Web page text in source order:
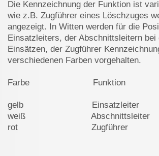
Die Kennzeichnung der Funktion ist
wie z.B. Zugführer eines Löschzuges
angezeigt. In Witten werden für die
Einsatzleiters, der Abschnittsleitern bei
Einsätzen, der Zugführer
verschiedenen Farben vorgehalten.
Farbe Funktion
gelb Einsatzleiter
weiß Abschnittsleiter
rot Zugführer